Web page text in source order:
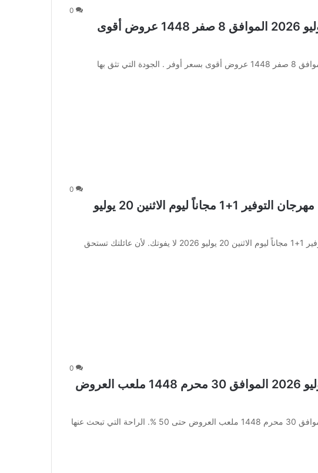
0
عروض العثيم الأسبوعية 22 يوليو 2026 الموافق 8 صفر 1448 عروض أقوى
عروض العثيم الأسبوعية 22 يوليو 2026 الموافق 8 صفر 1448 عروض أقوى بسعر أوفر . الجودة التي تثق بها
0
عروض أسواق العثيم الطازجة مهرجان التوفير 1+1 مجاناً ليوم الاثنين 20 يوليو
عروض أسواق العثيم الطازجة مهرجان التوفير 1+1 مجاناً ليوم الاثنين 20 يوليو 2026 لا يفوتك. لأن عائلتك تستحق
0
عروض العثيم الأسبوعية 15 يوليو 2026 الموافق 30 محرم 1448 ملعب العروض
عروض العثيم الأسبوعية 15 يوليو 2026 الموافق 30 محرم 1448 ملعب العروض حتى 50 %. الراحة التي تبحث عنها